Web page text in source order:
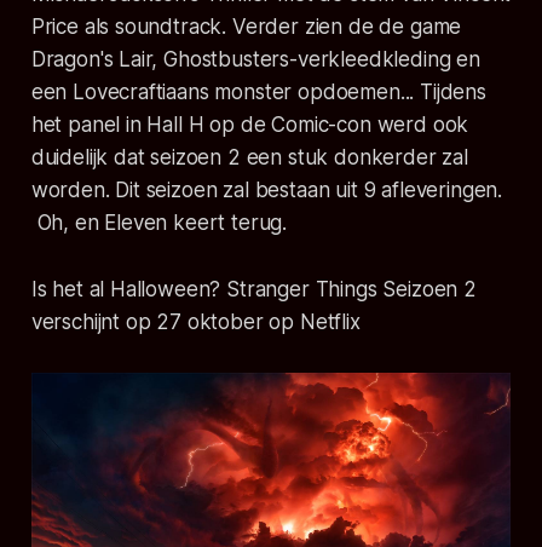
Price als soundtrack. Verder zien de de game
Dragon's Lair, Ghostbusters-verkleedkleding en
een Lovecraftiaans monster opdoemen... Tijdens
het panel in Hall H op de Comic-con werd ook
duidelijk dat seizoen 2 een stuk donkerder zal
worden. Dit seizoen zal bestaan uit 9 afleveringen.
Oh, en Eleven keert terug.
Is het al Halloween? Stranger Things Seizoen 2
verschijnt op 27 oktober op Netflix